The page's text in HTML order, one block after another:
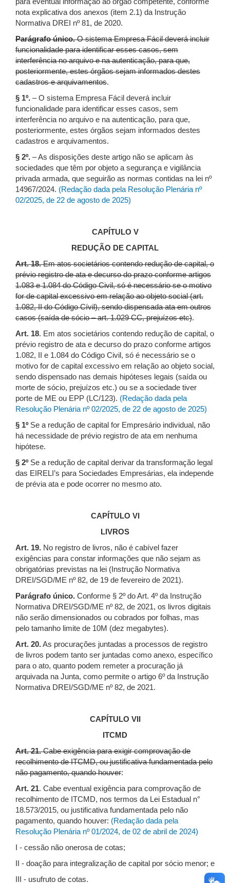
nota explicativa dos anexos (item 2.1) da Instrução
Normativa DREI nº 81, de 2020.
Parágrafo único.O sistema Empresa Fácil deverá incluir
funcionalidade para identificar esses casos, sem
interferência no arquivo e na autenticação, para que,
posteriormente, estes órgãos sejam informados destes
cadastros e arquivamentos.
§ 1º. – O sistema Empresa Fácil deverá incluir
funcionalidade para identificar esses casos, sem
interferência no arquivo e na autenticação, para que,
posteriormente, estes órgãos sejam informados destes
cadastros e arquivamentos.
§ 2º. – As disposições deste artigo não se aplicam às
sociedades que têm por objeto a segurança e vigilância
privada armada, que seguirão as normas contidas na lei nº
14967/2024. (Redação dada pela Resolução Plenária nº
02/2025, de 22 de agosto de 2025)
CAPÍTULO V
REDUÇÃO DE CAPITAL
Art. 18.Em atos societários contendo redução de capital, o
prévio registro de ata e decurso do prazo conforme artigos
1.083 e 1.084 do Código Civil, só é necessário se o motivo
for de capital excessivo em relação ao objeto social (art.
1.082, II do Código Cívil), sendo dispensada ata em outros
casos (saída de sócio – art. 1.029 CC, prejuízos etc).
Art. 18. Em atos societários contendo redução de capital, o
prévio registro de ata e decurso do prazo conforme artigos
1.082, II e 1.084 do Código Civil, só é necessário se o
motivo for de capital excessivo em relação ao objeto social,
sendo dispensado nas demais hipóteses legais (saída ou
morte de sócio, prejuízos etc.) ou se a sociedade tiver
porte de ME ou EPP (LC/123). (Redação dada pela
Resolução Plenária nº 02/2025, de 22 de agosto de 2025)
§ 1ºSe a redução de capital for Empresário individual, não
há necessidade de prévio registro de ata em nenhuma
hipótese.
§ 2ºSe a redução de capital derivar da transformação legal
das EIRELI’s para Sociedades Empresárias, ela independe
de prévia ata e pode ocorrer no mesmo ato.
CAPÍTULO VI
LIVROS
Art. 19. No registro de livros, não é cabível fazer
exigências para constar informações que não sejam as
obrigatórias previstas na lei (Instrução Normativa
DREI/SGD/ME nº 82, de 19 de fevereiro de 2021).
Parágrafo único. Conforme § 2º do Art. 4º da Instrução
Normativa DREI/SGD/ME nº 82, de 2021, os livros digitais
não serão dimensionados ou cobrados por folhas, mas
pelo tamanho limite de 10M (dez megabytes).
Art. 20.As procurações juntadas a processos de registro
de livros podem tanto ser juntadas como anexo, específico
para o ato, quanto podem remeter a procuração já
arquivada na Junta, como permite o artigo 6º da Instrução
Normativa DREI/SGD/ME nº 82, de 2021.
CAPÍTULO VII
ITCMD
Art. 21.Cabe exigência para exigir comprovação de
recolhimento de ITCMD, ou justificativa fundamentada pelo
não pagamento, quando houver:
Art. 21. Cabe eventual exigência para comprovação de
recolhimento de ITCMD, nos termos da Lei Estadual n°
18.573/2015, ou justificativa fundamentada pelo não
pagamento, quando houver: (Redação dada pela
Resolução Plenária nº 01/2024, de 02 de abril de 2024)
I - cessão não onerosa de cotas;
II - doação para integralização de capital por sócio menor; e
III - usufruto de cotas.